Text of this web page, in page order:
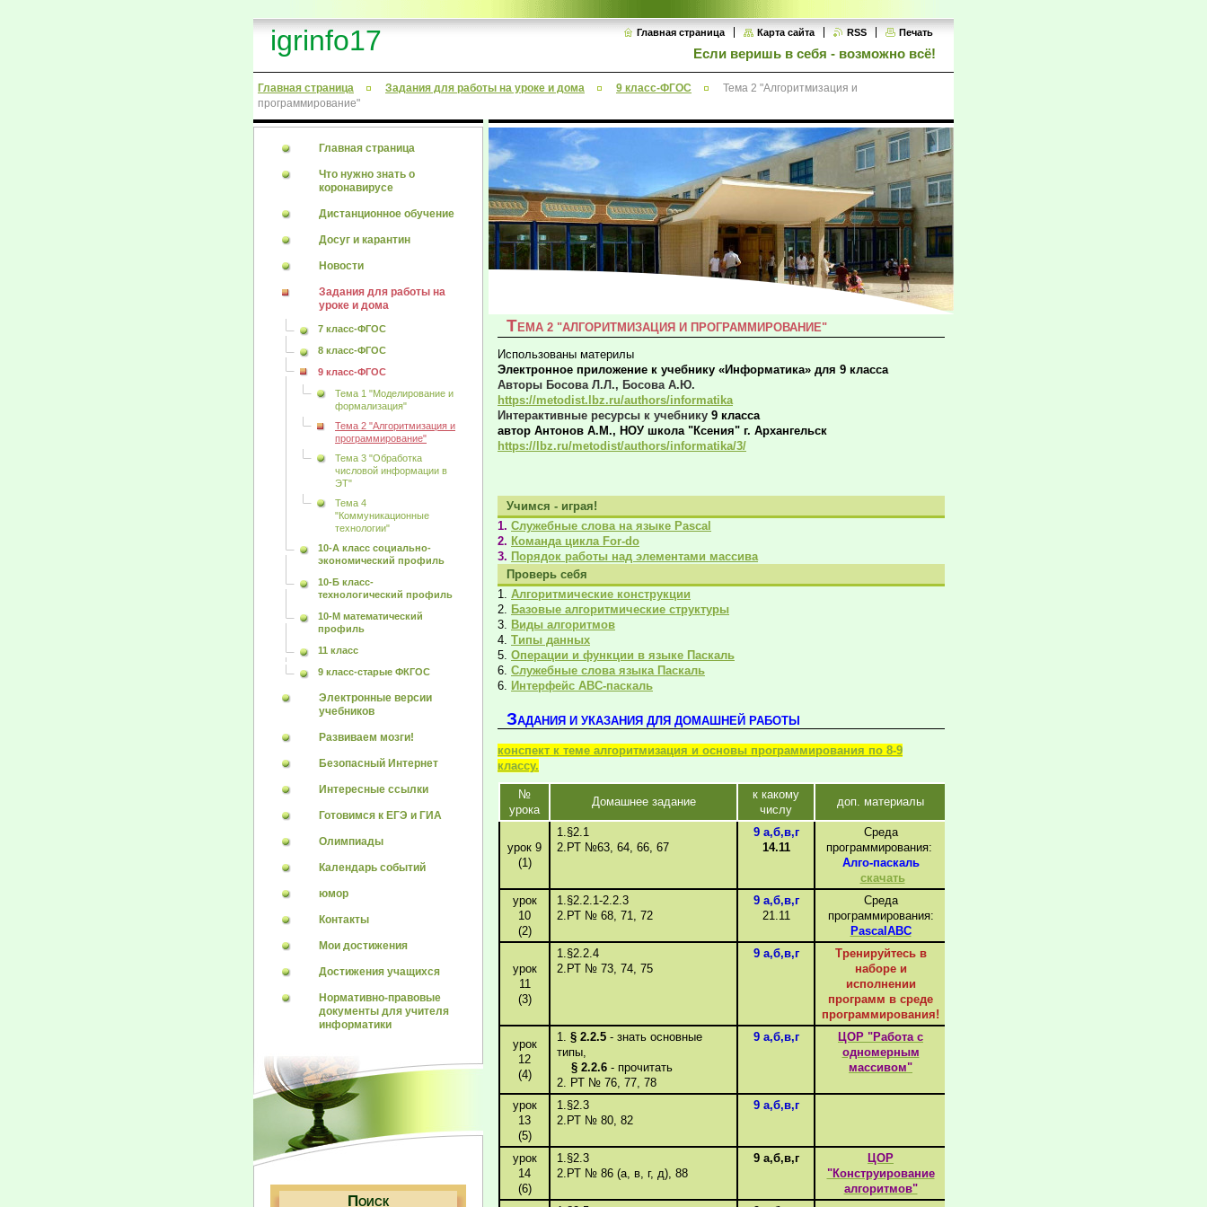
igrinfo17 Главная страница Карта сайта RSS Печать
Если веришь в себя - возможно всё!
Главная страница Задания для работы на уроке и дома 9 класс-ФГОС
Тема 2 "Алгоритмизация и
программирование"
ТЕМА 2 "АЛГОРИТМИЗАЦИЯ И ПРОГРАММИРОВАНИЕ"
Использованы материлы
Электронное приложение к учебнику «Информатика» для 9 класса
Авторы Босова Л.Л., Босова А.Ю.
https://metodist.lbz.ru/authors/informatika
Интерактивные ресурсы к учебнику 9 класса
автор Антонов А.М., НОУ школа "Ксения" г. Архангельск
https://lbz.ru/metodist/authors/informatika/3/
Учимся - играя!
1. Служебные слова на языке Pascal
2. Команда цикла For-do
3. Порядок работы над элементами массива
Проверь себя
1. Алгоритмические конструкции
2. Базовые алгоритмические структуры
3. Виды алгоритмов
4. Типы данных
5. Операции и функции в языке Паскаль
6. Служебные слова языка Паскаль
6. Интерфейс АВС-паскаль
ЗАДАНИЯ И УКАЗАНИЯ ДЛЯ ДОМАШНЕЙ РАБОТЫ
конспект к теме алгоритмизация и основы программирования по 8-9
классу.
№
урока
Домашнее задание
к какому
числу
доп. материалы
урок 9
(1)
1.§2.1
2.РТ №63, 64, 66, 67
9 а,б,в,г
14.11
Среда
программирования:
Алго-паскаль
скачать
урок
10
(2)
1.§2.2.1-2.2.3
2.РТ № 68, 71, 72
9 а,б,в,г
21.11
Среда
программирования:
PascalABC
урок
11
(3)
1.§2.2.4
2.РТ № 73, 74, 75
9 а,б,в,г
Тренируйтесь в
наборе и
исполнении
программ в среде
программирования!
урок
12
(4)
1. § 2.2.5 - знать основные
типы,
§ 2.2.6 - прочитать
2. РТ № 76, 77, 78
9 а,б,в,г
ЦОР "Работа с
одномерным
массивом"
урок
13
(5)
1.§2.3
2.РТ № 80, 82
9 а,б,в,г
урок
14
(6)
1.§2.3
2.РТ № 86 (а, в, г, д), 88
9 а,б,в,г
ЦОР
"Конструирование
алгоритмов"
Главная страница
Что нужно знать о
коронавирусе
Дистанционное обучение
Досуг и карантин
Новости
Задания для работы на
уроке и дома
7 класс-ФГОС
8 класс-ФГОС
9 класс-ФГОС
Тема 1 "Моделирование и
формализация"
Тема 2 "Алгоритмизация и
программирование"
Тема 3 "Обработка
числовой информации в
ЭТ"
Тема 4
"Коммуникационные
технологии"
10-А класс социально-
экономический профиль
10-Б класс-
технологический профиль
10-М математический
профиль
11 класс
9 класс-старые ФКГОС
Электронные версии
учебников
Развиваем мозги!
Безопасный Интернет
Интересные ссылки
Готовимся к ЕГЭ и ГИА
Олимпиады
Календарь событий
юмор
Контакты
Мои достижения
Достижения учащихся
Нормативно-правовые
документы для учителя
информатики
ПОИСК